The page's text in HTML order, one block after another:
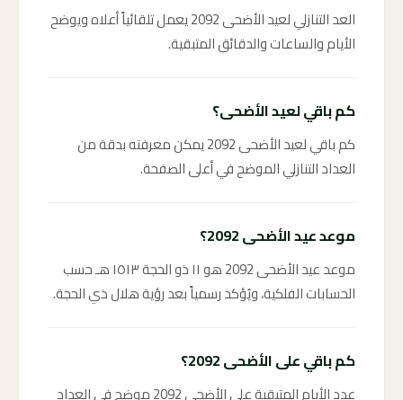
العد التنازلي لعيد الأضحى 2092 يعمل تلقائياً أعلاه ويوضح
الأيام والساعات والدقائق المتبقية.
كم باقي لعيد الأضحى؟
كم باقي لعيد الأضحى 2092 يمكن معرفته بدقة من
العداد التنازلي الموضح في أعلى الصفحة.
موعد عيد الأضحى 2092؟
موعد عيد الأضحى 2092 هو ١١ ذو الحجة ١٥١٣ هـ حسب
الحسابات الفلكية، ويُؤكد رسمياً بعد رؤية هلال ذي الحجة.
كم باقي على الأضحى 2092؟
عدد الأيام المتبقية على الأضحى 2092 موضح في العداد